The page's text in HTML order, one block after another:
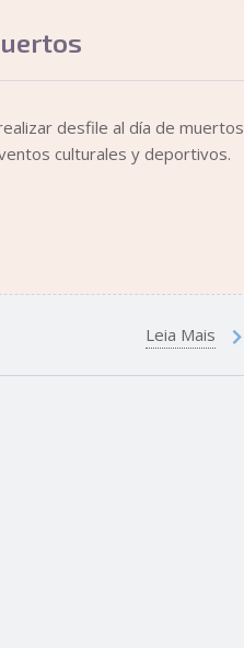
desfile al día de muertos
culturales y deportivos.
Leia Mais